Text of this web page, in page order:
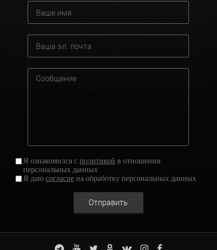
Я ознакомился сполитикой в отношении
персональных данных
Я даюсогласие на обработку персональных данных
Отправить